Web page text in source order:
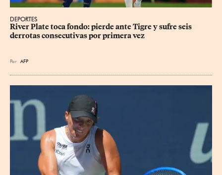
DEPORTES
River Plate toca fondo: pierde ante Tigre y sufre seis
derrotas consecutivas por primera vez
Por AFP